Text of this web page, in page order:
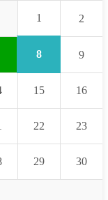
1 2
8 9
15 16
22 23
29 30